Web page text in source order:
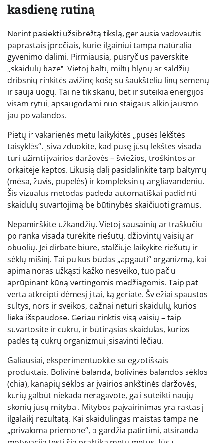
kasdienę rutiną
Norint pasiekti užsibrėžtą tikslą, geriausia vadovautis
paprastais įpročiais, kurie ilgainiui tampa natūralia
gyvenimo dalimi. Pirmiausia, pusryčius paverskite
„skaidulų baze“. Vietoj baltų miltų blynų ar saldžių
dribsnių rinkitės avižinę košę su šaukšteliu linų sėmenų
ir sauja uogų. Tai ne tik skanu, bet ir suteikia energijos
visam rytui, apsaugodami nuo staigaus alkio jausmo
jau po valandos.
Pietų ir vakarienės metu laikykitės „pusės lėkštės
taisyklės“. Įsivaizduokite, kad pusę jūsų lėkštės visada
turi užimti įvairios daržovės – šviežios, troškintos ar
orkaitėje keptos. Likusią dalį pasidalinkite tarp baltymų
(mėsa, žuvis, pupelės) ir kompleksinių angliavandenių.
Šis vizualus metodas padeda automatiškai padidinti
skaidulų suvartojimą be būtinybės skaičiuoti gramus.
Nepamirškite užkandžių. Vietoj sausainių ar traškučių
po ranka visada turėkite riešutų, džiovintų vaisių ar
obuolių. Jei dirbate biure, stalčiuje laikykite riešutų ir
sėklų mišinį. Tai puikus būdas „apgauti“ organizmą, kai
apima noras užkąsti kažko nesveiko, tuo pačiu
aprūpinant kūną vertingomis medžiagomis. Taip pat
verta atkreipti dėmesį į tai, ką geriate. Šviežiai spaustos
sultys, nors ir sveikos, dažnai neturi skaidulų, kurios
lieka išspaudose. Geriau rinktis visą vaisių – taip
suvartosite ir cukrų, ir būtinąsias skaidulas, kurios
padės tą cukrų organizmui įsisavinti lėčiau.
Galiausiai, eksperimentuokite su egzotiškais
produktais. Bolivinė balanda, bolivinės balandos sėklos
(chia), kanapių sėklos ar įvairios ankštinės daržovės,
kurių galbūt niekada neragavote, gali suteikti naujų
skonių jūsų mitybai. Mitybos paįvairinimas yra raktas į
ilgalaikį rezultatą. Kai skaidulingas maistas tampa ne
„privaloma priemone“, o gardžia patirtimi, atsiranda